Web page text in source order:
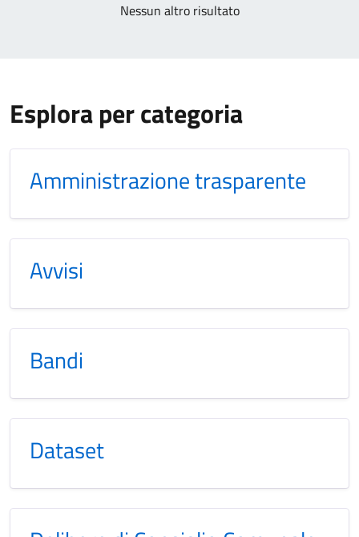
Nessun altro risultato
Esplora per categoria
Amministrazione trasparente
Avvisi
Bandi
Dataset